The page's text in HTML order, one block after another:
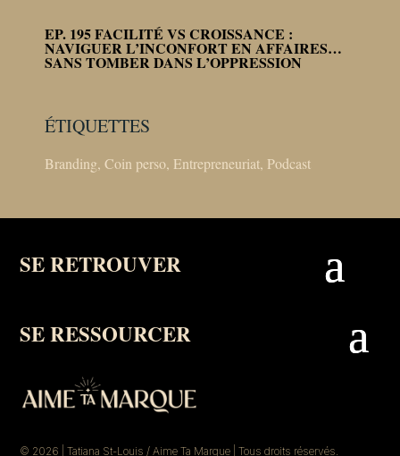
EP. 195 FACILITÉ VS CROISSANCE :
NAVIGUER L’INCONFORT EN AFFAIRES…
SANS TOMBER DANS L’OPPRESSION
ÉTIQUETTES
Branding, Coin perso, Entrepreneuriat, Podcast
SE RETROUVER
SE RESSOURCER
© 2026 | Tatiana St-Louis / Aime Ta Marque | Tous droits réservés.